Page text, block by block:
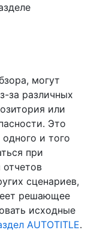
могут
за различных
или
Это
и того
при
сценариев,
решающее
исходные
AUTOTITLE.